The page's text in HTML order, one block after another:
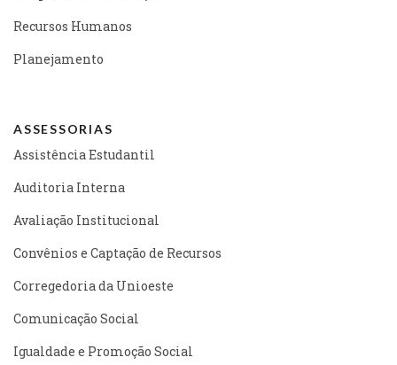
Recursos Humanos
Planejamento
ASSESSORIAS
Assistência Estudantil
Auditoria Interna
Avaliação Institucional
Convênios e Captação de Recursos
Corregedoria da Unioeste
Comunicação Social
Igualdade e Promoção Social